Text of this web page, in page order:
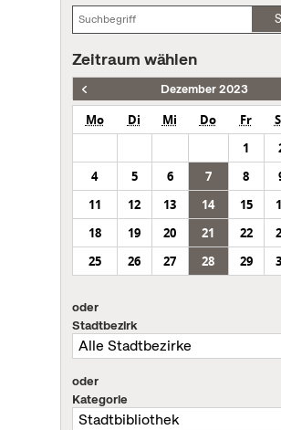
Zeitraum wählen
Dezember 2023
Mo Di Mi Do Fr
1
4
5 6 7 8
11
12 13 14 15
18
19 20 21 22
25
26 27 28 29
oder
Stadtbezirk
oder
Kategorie